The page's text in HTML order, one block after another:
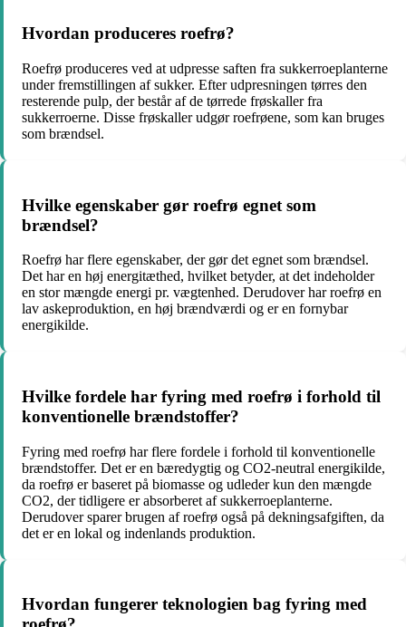
Hvordan produceres roefrø?
Roefrø produceres ved at udpresse saften fra sukkerroeplanterne
under fremstillingen af sukker. Efter udpresningen tørres den
resterende pulp, der består af de tørrede frøskaller fra
sukkerroerne. Disse frøskaller udgør roefrøene, som kan bruges
som brændsel.
Hvilke egenskaber gør roefrø egnet som
brændsel?
Roefrø har flere egenskaber, der gør det egnet som brændsel.
Det har en høj energitæthed, hvilket betyder, at det indeholder
en stor mængde energi pr. vægtenhed. Derudover har roefrø en
lav askeproduktion, en høj brændværdi og er en fornybar
energikilde.
Hvilke fordele har fyring med roefrø i forhold til
konventionelle brændstoffer?
Fyring med roefrø har flere fordele i forhold til konventionelle
brændstoffer. Det er en bæredygtig og CO2-neutral energikilde,
da roefrø er baseret på biomasse og udleder kun den mængde
CO2, der tidligere er absorberet af sukkerroeplanterne.
Derudover sparer brugen af roefrø også på dekningsafgiften, da
det er en lokal og indenlands produktion.
Hvordan fungerer teknologien bag fyring med